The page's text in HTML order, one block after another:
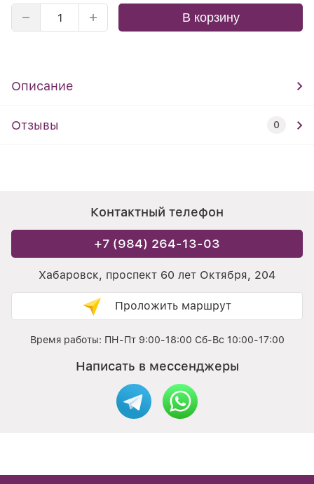
В корзину
Описание
Отзывы 0
Контактный телефон
+7 (984) 264-13-03
Хабаровск, проспект 60 лет Октября, 204
Проложить маршрут
Время работы: ПН-Пт 9:00-18:00 Сб-Вс 10:00-17:00
Написать в мессенджеры